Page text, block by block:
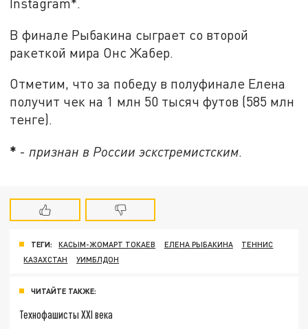
В финале Рыбакина сыграет со второй
ракеткой мира Онс Жабер.
Отметим, что за победу в полуфинале Елена
получит чек на 1 млн 50 тысяч футов (585 млн
тенге).
* - признан в России эскстремистским.
ТЕГИ: КАСЫМ-ЖОМАРТ ТОКАЕВ ЕЛЕНА РЫБАКИНА
ТЕННИС
КАЗАХСТАН
УИМБЛДОН
ЧИТАЙТЕ ТАКЖЕ:
Технофашисты XXI века